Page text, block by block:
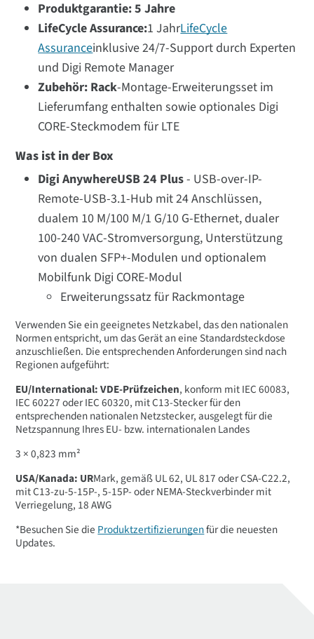
Produktgarantie: 5 Jahre
LifeCycle Assurance:1 JahrLifeCycle
Assuranceinklusive 24/7-Support durch Experten
und Digi Remote Manager
Zubehör: Rack-Montage-Erweiterungsset im
Lieferumfang enthalten sowie optionales Digi
CORE-Steckmodem für LTE
Was ist in der Box
Digi AnywhereUSB 24 Plus- USB-over-IP-
Remote-USB-3.1-Hub mit 24 Anschlüssen,
dualem 10 M/100 M/1 G/10 G-Ethernet, dualer
100-240 VAC-Stromversorgung, Unterstützung
von dualen SFP+-Modulen und optionalem
Mobilfunk Digi CORE-Modul
Erweiterungssatz für Rackmontage
Verwenden Sie ein geeignetes Netzkabel, das den nationalen
Normen entspricht, um das Gerät an eine Standardsteckdose
anzuschließen. Die entsprechenden Anforderungen sind nach
Regionen aufgeführt:
EU/International: VDE-Prüfzeichen, konform mit IEC 60083,
IEC 60227 oder IEC 60320, mit C13-Stecker für den
entsprechenden nationalen Netzstecker, ausgelegt für die
Netzspannung Ihres EU- bzw. internationalen Landes
3 × 0,823 mm²
USA/Kanada: URMark, gemäß UL 62, UL 817 oder CSA-C22.2,
mit C13-zu-5-15P-, 5-15P- oder NEMA-Steckverbinder mit
Verriegelung, 18 AWG
*Besuchen Sie die Produktzertifizierungenfür die neuesten
Updates.